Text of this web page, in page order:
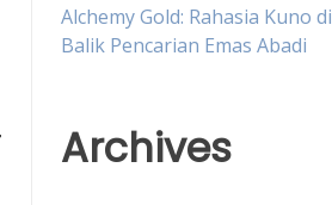
Alchemy Gold: Rahasia Kuno di
Balik Pencarian Emas Abadi
Archives